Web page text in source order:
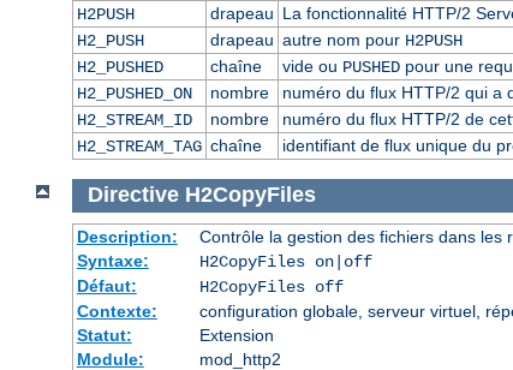
H2PUSH
drapeau La fonctionnalité HTTP/2
H2_PUSH
drapeau autre nom pour H2PUSH
H2_PUSHED
chaîne vide ou PUSHEDpour une
H2_PUSHED_ON
nombre
numéro du flux HTTP/2 qui a
H2_STREAM_ID
nombre
numéro du flux HTTP/2 de
H2_STREAM_TAG chaîne identifiant de flux unique du
Directive H2CopyFiles
Description:
Contrôle la gestion des fichiers dans les
Syntaxe:
H2CopyFiles on|off
Défaut:
H2CopyFiles off
Contexte:
configuration globale, serveur virtuel,
Statut:
Extension
Module:
mod_http2